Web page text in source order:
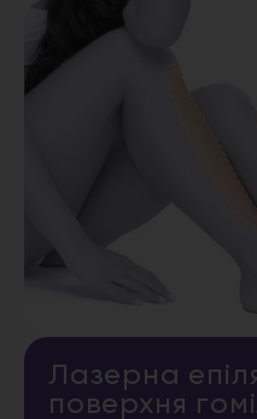
Лазерна
поверхня